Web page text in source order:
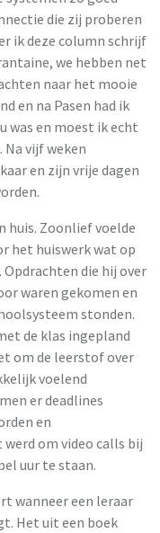
die zij proberen
ik deze column schrijf
we hebben net
naar het mooie
en na Pasen had ik
was en moest ik echt
Na vijf weken
en zijn vrije dagen
huis. Zoonlief voelde
het huiswerk wat op
die hij over
waren gekomen en
stonden.
de klas ingepland
om de leerstof over
voelend
er deadlines
en
om video calls bij
uur te staan.
wanneer een leraar
Het uit een boek